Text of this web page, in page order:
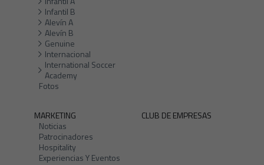
Infantil B
Alevín A
Alevín B
Genuine
Internacional
International Soccer
Academy
Fotos
MARKETING
Noticias
Patrocinadores
Hospitality
Experiencias Y Eventos
CLUB DE EMPRESAS